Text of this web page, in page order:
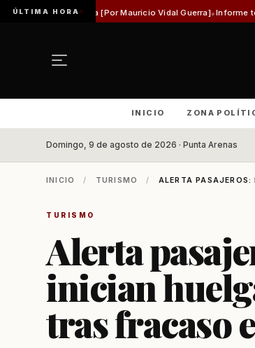
ÚLTIMA HORA
[Por Mauricio Vidal Guerra] Informe técnico revela
INICIO ZONA
Domingo, 9 de agosto de 2026 · Punta Arenas
INICIO / TURISMO / ALERTA
TURISMO
Alerta
inician
tras fracaso